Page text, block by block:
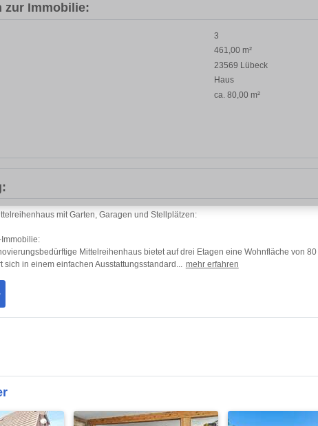
zur Immobilie:
3
461,00 m²
23569 Lübeck
Haus
ca. 80,00 m²
mit Garten, Garagen und Stellplätzen:
Mittelreihenhaus bietet auf drei Etagen eine Wohnfläche von
sich in einem einfachen Ausstattungsstandard... mehr erfahren